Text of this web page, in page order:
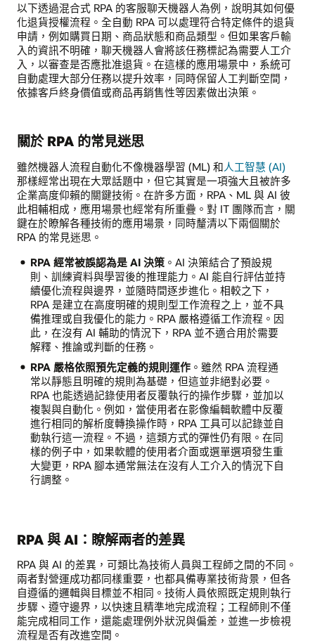
以下透過混合式 RPA 的客服聊天機器人為例，說明其如何優
化退貨授權流程。全自動 RPA 可以處理符合特定條件的退貨
申請，例如購買日期、商品狀態和商品類型。但如果客戶輸
入的資訊不明確，聊天機器人會將該任務標記為需要人工介
入，以審查是否應批准退貨。在這樣的應用場景中，系統可
自動處理大部分任務以提升效率，同時保留人工判斷空間，
依據客戶終身價值或商品再銷售性等因素做出決策。
關於 RPA 的常見迷思
雖然機器人流程自動化不像機器學習 (ML) 和人工智慧 (AI)
那樣經常出現在大眾話題中，但它其實是一項強大且被許多
企業高度仰賴的關鍵技術。在許多方面，RPA、ML 與 AI 彼
此相輔相成，應用場景也經常有所重疊。對 IT 團隊而言，關
鍵在於瞭解各種技術的應用場景，同時釐清以下兩個關於
RPA 的常見迷思。
RPA 經常被誤認為是 AI 決策。AI 決策結合了預設規
則、訓練資料與學習後的推理能力。AI 能自行評估並持
續優化流程與邊界，並隨時間逐步進化。相較之下，
RPA 是建立在高度明確的規則型工作流程之上，並不具
備推理或自我優化的能力。RPA 嚴格遵循工作流程。因
此，在沒有 AI 輔助的情況下，RPA 並不適合用於需要
解釋、推論或判斷的任務。
RPA 嚴格依照預先定義的規則運作。雖然 RPA 流程通
常以靜態且明確的規則為基礎，但這並非絕對必要。
RPA 也能透過記錄使用者反覆執行的操作步驟，並加以
複製與自動化。例如，當使用者在影像編輯軟體中反覆
進行相同的解析度轉換操作時，RPA 工具可以記錄並自
動執行這一流程。不過，這類方式的彈性仍有限。在同
樣的例子中，如果軟體的使用者介面或選單選項發生重
大變更，RPA 腳本通常無法在沒有人工介入的情況下自
行調整。
RPA 與 AI：瞭解兩者的差異
RPA 與 AI 的差異，可類比為技術人員與工程師之間的不同。
兩者對營運成功都同樣重要，也都具備專業技術背景，但各
自遵循的邏輯與目標並不相同。技術人員依照既定規則執行
步驟、遵守邊界，以快速且精準地完成流程；工程師則不僅
能完成相同工作，還能處理例外狀況與偏差，並進一步檢視
流程是否有改進空間。